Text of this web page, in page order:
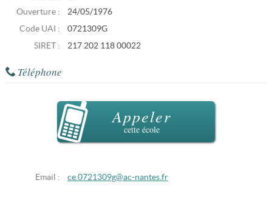
Ouverture :
24/05/1976
Code UAI :
0721309G
SIRET :
217 202 118 00022
Téléphone
Appeler
cette école
Email : ce.0721309g@ac-nantes.fr